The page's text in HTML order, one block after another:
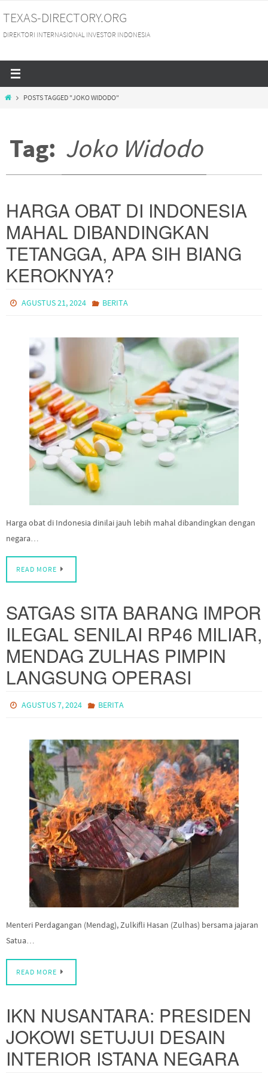
to
content
TEXAS-DIRECTORY.ORG
DIREKTORI INTERNASIONAL INVESTOR INDONESIA
HOMEPOSTS TAGGED "JOKO WIDODO"
Tag: Joko Widodo
HARGA OBAT DI INDONESIA
MAHAL DIBANDINGKAN
TETANGGA, APA SIH BIANG
KEROKNYA?
AGUSTUS 21, 2024 BERITA
Harga obat di Indonesia dinilai jauh lebih mahal dibandingkan dengan
negara…
READ MORE
SATGAS SITA BARANG IMPOR
ILEGAL SENILAI RP46 MILIAR,
MENDAG ZULHAS PIMPIN
LANGSUNG OPERASI
AGUSTUS 7, 2024 BERITA
Menteri Perdagangan (Mendag), Zulkifli Hasan (Zulhas) bersama jajaran
Satua…
READ MORE
IKN NUSANTARA: PRESIDEN
JOKOWI SETUJUI DESAIN
INTERIOR ISTANA NEGARA